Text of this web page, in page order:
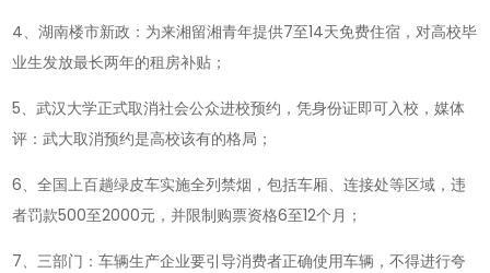
4、湖南楼市新政：为来湘留湘青年提供7至14天免费住宿，对高校毕
业生发放最长两年的租房补贴；
5、武汉大学正式取消社会公众进校预约，凭身份证即可入校，媒体
评：武大取消预约是高校该有的格局；
6、全国上百趟绿皮车实施全列禁烟，包括车厢、连接处等区域，违
者罚款500至2000元，并限制购票资格6至12个月；
7、三部门：车辆生产企业要引导消费者正确使用车辆，不得进行夸